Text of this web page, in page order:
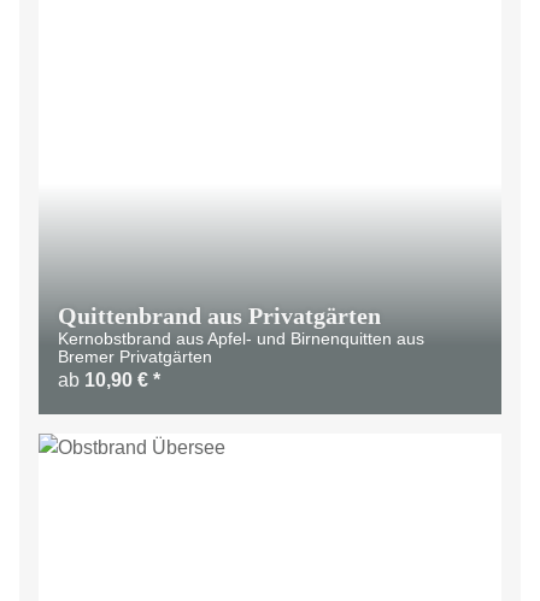
Quittenbrand aus Privatgärten
Kernobstbrand aus Apfel- und Birnenquitten aus
Bremer Privatgärten
ab 10,90 € *